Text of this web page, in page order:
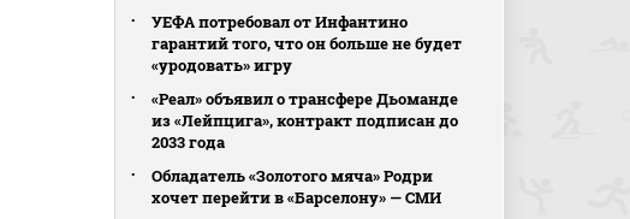
УЕФА потребовал от Инфантино
гарантий того, что он больше не будет
«уродовать» игру
«Реал» объявил о трансфере Дьоманде
из «Лейпцига», контракт подписан до
2033 года
Обладатель «Золотого мяча» Родри
хочет перейти в «Барселону» — СМИ